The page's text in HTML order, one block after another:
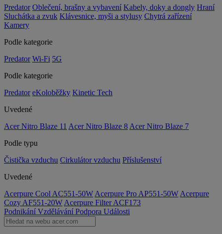
Predator Oblečení, brašny a vybavení Kabely, doky a dongly Hraní
Sluchátka a zvuk Klávesnice, myši a stylusy Chytrá zařízení
Kamery
Podle kategorie
Predator Wi-Fi 5G
Podle kategorie
Predator eKoloběžky Kinetic Tech
Uvedené
Acer Nitro Blaze 11 Acer Nitro Blaze 8 Acer Nitro Blaze 7
Podle typu
Čistička vzduchu Cirkulátor vzduchu Příslušenství
Uvedené
Acerpure Cool AC551-50W Acerpure Pro AP551-50W Acerpure
Cozy AF551-20W Acerpure Filter ACF173
Podnikání Vzdělávání Podpora Události